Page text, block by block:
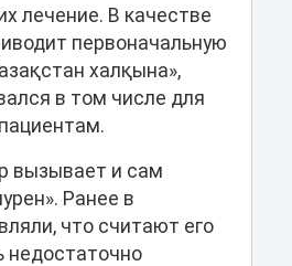
лечение. В качестве
первоначальную
халқына»,
в том числе для
вызывает и сам
Ранее в
что считают его
недостаточно